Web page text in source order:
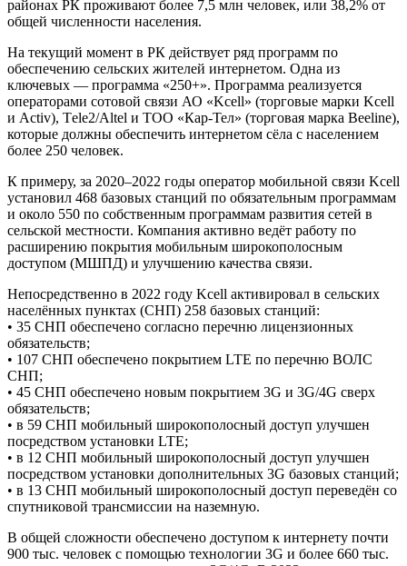
районах РК проживают более 7,5 млн человек, или 38,2% от
общей численности населения.
На текущий момент в РК действует ряд программ по
обеспечению сельских жителей интернетом. Одна из
ключевых — программа «250+». Программа реализуется
операторами сотовой связи АО «Kcell» (торговые марки Kcell
и Асtiv), Тele2/Altel и ТОО «Кар-Тел» (торговая марка Beeline),
которые должны обеспечить интернетом сёла с населением
более 250 человек.
К примеру, за 2020–2022 годы оператор мобильной связи Kcell
установил 468 базовых станций по обязательным программам
и около 550 по собственным программам развития сетей в
сельской местности. Компания активно ведёт работу по
расширению покрытия мобильным широкополосным
доступом (МШПД) и улучшению качества связи.
Непосредственно в 2022 году Kcell активировал в сельских
населённых пунктах (СНП) 258 базовых станций:
• 35 СНП обеспечено согласно перечню лицензионных
обязательств;
• 107 СНП обеспечено покрытием LTE по перечню ВОЛС
СНП;
• 45 СНП обеспечено новым покрытием 3G и 3G/4G сверх
обязательств;
• в 59 СНП мобильный широкополосный доступ улучшен
посредством установки LTE;
• в 12 СНП мобильный широкополосный доступ улучшен
посредством установки дополнительных 3G базовых станций;
• в 13 СНП мобильный широкополосный доступ переведён со
спутниковой трансмиссии на наземную.
В общей сложности обеспечено доступом к интернету почти
900 тыс. человек с помощью технологии 3G и более 660 тыс.